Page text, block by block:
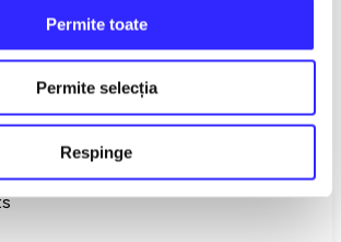
Permite toate
Permite selecția
Respinge
ROD
3.0 - after William Shakespeare